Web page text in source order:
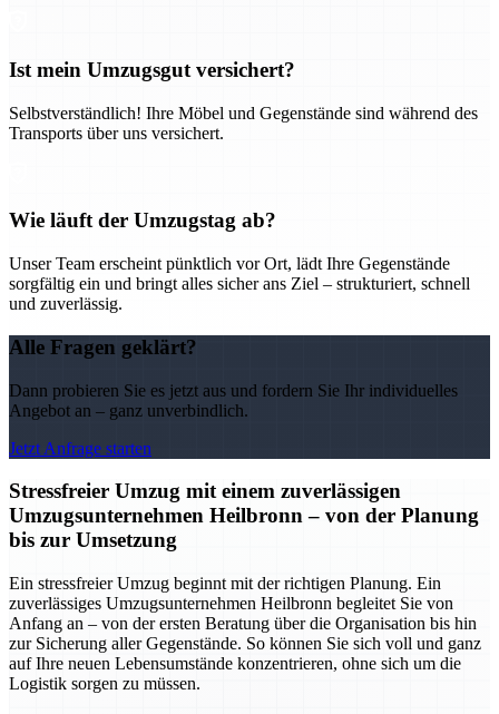
Ist mein Umzugsgut versichert?
Selbstverständlich! Ihre Möbel und Gegenstände sind während des
Transports über uns versichert.
Wie läuft der Umzugstag ab?
Unser Team erscheint pünktlich vor Ort, lädt Ihre Gegenstände
sorgfältig ein und bringt alles sicher ans Ziel – strukturiert, schnell
und zuverlässig.
Alle Fragen geklärt?
Dann probieren Sie es jetzt aus und fordern Sie Ihr individuelles
Angebot an – ganz unverbindlich.
Jetzt Anfrage starten
Stressfreier Umzug mit einem zuverlässigen
Umzugsunternehmen Heilbronn – von der Planung
bis zur Umsetzung
Ein stressfreier Umzug beginnt mit der richtigen Planung. Ein
zuverlässiges Umzugsunternehmen Heilbronn begleitet Sie von
Anfang an – von der ersten Beratung über die Organisation bis hin
zur Sicherung aller Gegenstände. So können Sie sich voll und ganz
auf Ihre neuen Lebensumstände konzentrieren, ohne sich um die
Logistik sorgen zu müssen.